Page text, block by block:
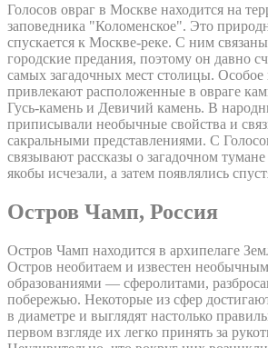
Голосов овраг в Москве находится на
заповедника "Коломенское". Это
спускается к Москве-реке. С ним
городские предания, поэтому он давно
самых загадочных мест столицы.
привлекают расположенные в овраге
Гусь-камень и Девичий камень. В
приписывали необычные свойства и
сакральными представлениями. С
связывают рассказы о загадочном
якобы исчезали, а затем появлялись
Остров Чамп, Россия
Остров Чамп находится в архипелаге
Остров необитаем и известен
образованиями — сферолитами,
побережью. Некоторые из сфер
в диаметре и выглядят настолько
первом взгляде их легко принять за